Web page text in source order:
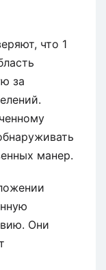
что 1
за
манер.
Они